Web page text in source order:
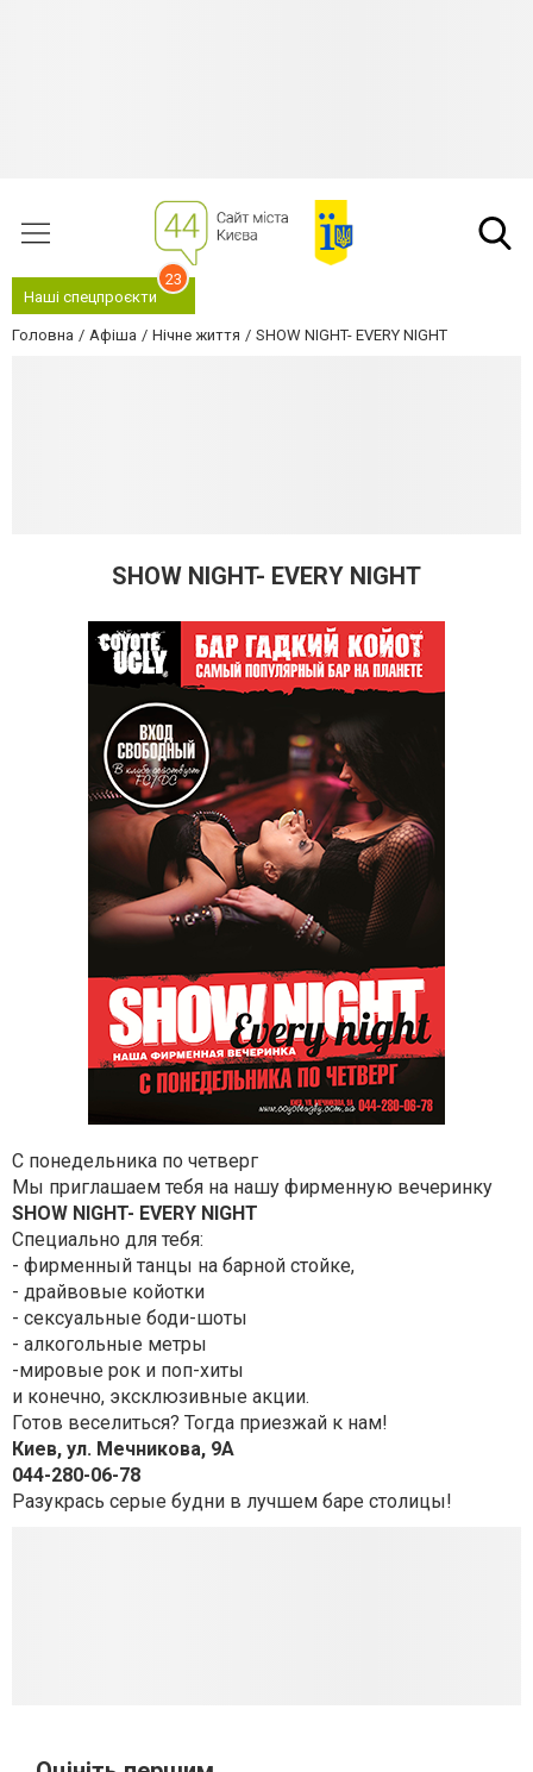
Наші спецпроєкти
23
Головна Афіша Нічне життя SHOW NIGHT- EVERY NIGHT
SHOW NIGHT- EVERY NIGHT
С понедельника по четверг
Мы приглашаем тебя на нашу фирменную вечеринку
SHOW NIGHT- EVERY NIGHT
Специально для тебя:
- фирменный танцы на барной стойке,
- драйвовые койотки
- сексуальные боди-шоты
- алкогольные метры
-мировые рок и поп-хиты
и конечно, эксклюзивные акции.
Готов веселиться? Тогда приезжай к нам!
Киев, ул. Мечникова, 9А
044-280-06-78
Разукрась серые будни в лучшем баре столицы!